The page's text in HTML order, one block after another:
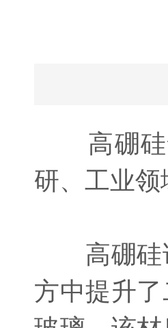
高硼硅试
研、工业
高硼硅试
方中提升